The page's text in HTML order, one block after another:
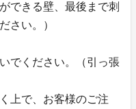
できる壁、最後まで刺
さい。）
でください。（引っ張
上で、お客様のご注